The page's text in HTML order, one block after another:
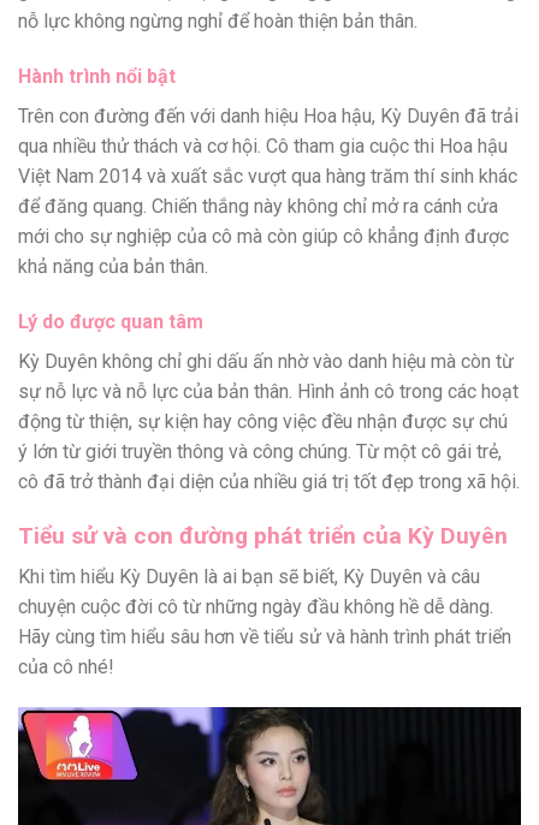
nỗ lực không ngừng nghỉ để hoàn thiện bản thân.
Hành trình nổi bật
Trên con đường đến với danh hiệu Hoa hậu, Kỳ Duyên đã trải
qua nhiều thử thách và cơ hội. Cô tham gia cuộc thi Hoa hậu
Việt Nam 2014 và xuất sắc vượt qua hàng trăm thí sinh khác
để đăng quang. Chiến thắng này không chỉ mở ra cánh cửa
mới cho sự nghiệp của cô mà còn giúp cô khẳng định được
khả năng của bản thân.
Lý do được quan tâm
Kỳ Duyên không chỉ ghi dấu ấn nhờ vào danh hiệu mà còn từ
sự nỗ lực và nỗ lực của bản thân. Hình ảnh cô trong các hoạt
động từ thiện, sự kiện hay công việc đều nhận được sự chú
ý lớn từ giới truyền thông và công chúng. Từ một cô gái trẻ,
cô đã trở thành đại diện của nhiều giá trị tốt đẹp trong xã hội.
Tiểu sử và con đường phát triển của Kỳ Duyên
Khi tìm hiểu Kỳ Duyên là ai bạn sẽ biết, Kỳ Duyên và câu
chuyện cuộc đời cô từ những ngày đầu không hề dễ dàng.
Hãy cùng tìm hiểu sâu hơn về tiểu sử và hành trình phát triển
của cô nhé!